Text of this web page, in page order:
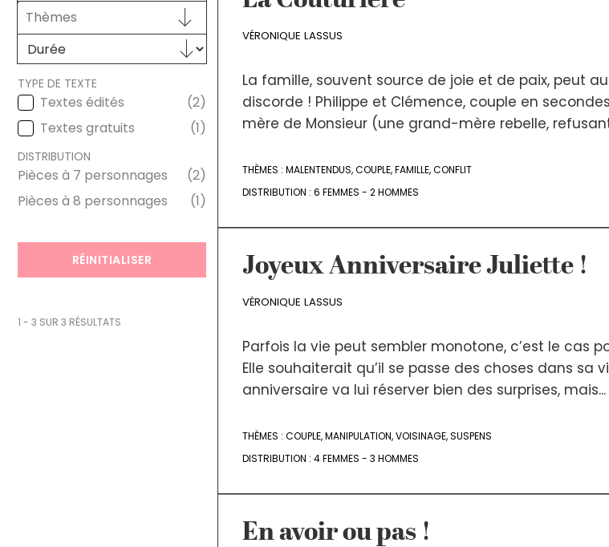
THÈMES
Sélectionnez le contenu
Sélectionnez le contenu
DURÉE
Sélectionnez le contenu
TYPE DE TEXTE
TYPE DE TEXTE
Textes édités
(2)
Textes gratuits
(1)
DISTRIBUTION
DISTRIBUTION
Pièces à 7 personnages
(2)
Pièces à 8 personnages
(1)
RÉINITIALISER
1 - 3 SUR 3 RÉSULTATS
VÉRONIQUE LASSUS
La famille, souvent source de joie et de paix, peut
discorde ! Philippe et Clémence, couple en
mère de Monsieur (une grand-mère rebelle, refusant
THÈMES : MALENTENDUS,COUPLE,FAMILLE,CONFLIT
DISTRIBUTION : 6 FEMMES - 2 HOMMES
Joyeux Anniversaire Juliette !
VÉRONIQUE LASSUS
Parfois la vie peut sembler monotone, c’est le cas
Elle souhaiterait qu’il se passe des choses dans sa
anniversaire va lui réserver bien des surprises, mais...
THÈMES : COUPLE,MANIPULATION,VOISINAGE,SUSPENS
DISTRIBUTION : 4 FEMMES - 3 HOMMES
En avoir ou pas !